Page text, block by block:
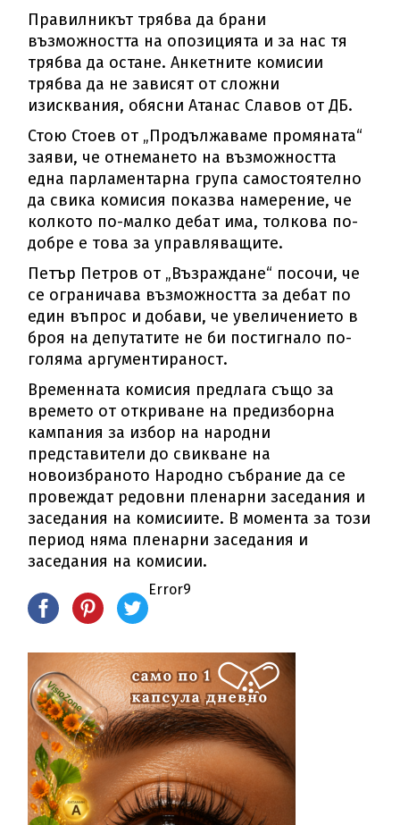
Правилникът трябва да брани
възможността на опозицията и за нас тя
трябва да остане. Анкетните комисии
трябва да не зависят от сложни
изисквания, обясни Атанас Славов от ДБ.
Стою Стоев от „Продължаваме промяната“
заяви, че отнемането на възможността
една парламентарна група самостоятелно
да свика комисия показва намерение, че
колкото по-малко дебат има, толкова по-
добре е това за управляващите.
Петър Петров от „Възраждане“ посочи, че
се ограничава възможността за дебат по
един въпрос и добави, че увеличението в
броя на депутатите не би постигнало по-
голяма аргументираност.
Временната комисия предлага също за
времето от откриване на предизборна
кампания за избор на народни
представители до свикване на
новоизбраното Народно събрание да се
провеждат редовни пленарни заседания и
заседания на комисиите. В момента за този
период няма пленарни заседания и
заседания на комисии.
Error9